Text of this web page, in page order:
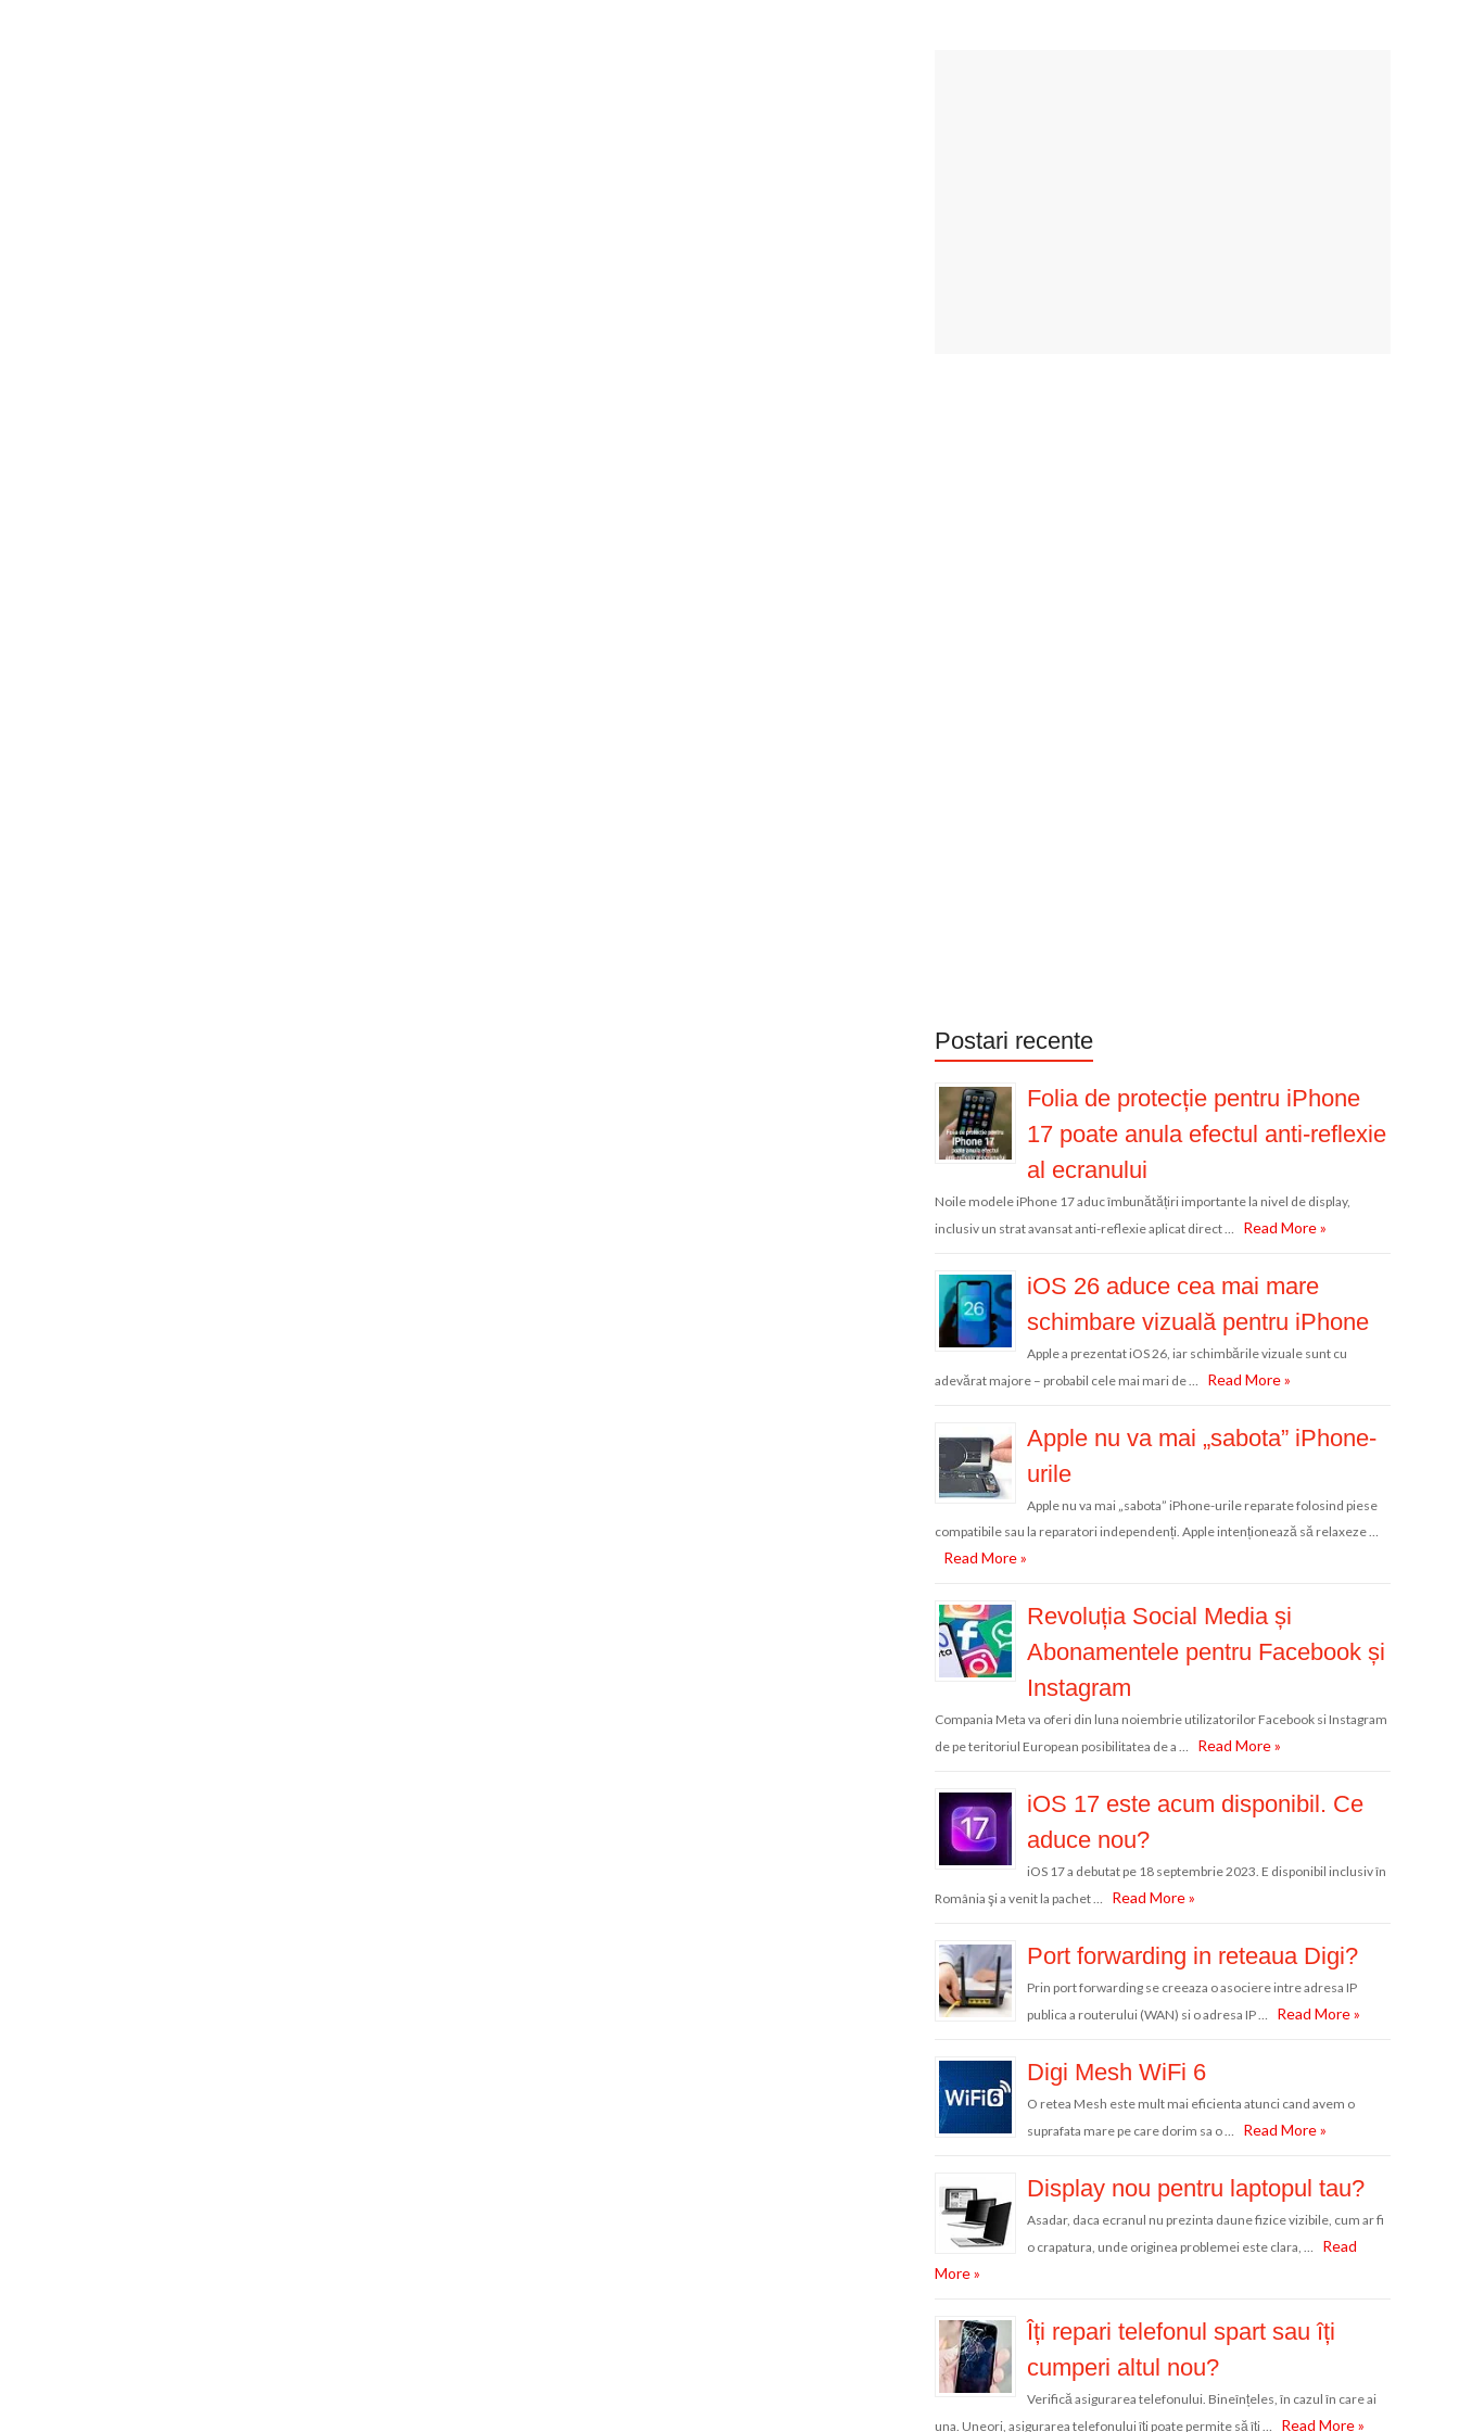
Postari recente
Folia de protecție pentru iPhone
17 poate anula efectul anti-reflexie
al ecranului
Noile modele iPhone 17 aduc îmbunătățiri importante la nivel de display,
inclusiv un strat avansat anti-reflexie aplicat direct …
Read More »
iOS 26 aduce cea mai mare
schimbare vizuală pentru iPhone
Apple a prezentat iOS 26, iar schimbările vizuale sunt cu
adevărat majore – probabil cele mai mari de …
Read More »
Apple nu va mai „sabota” iPhone-
urile
Apple nu va mai „sabota” iPhone-urile reparate folosind piese
compatibile sau la reparatori independenți. Apple intenționează să relaxeze …
Read More »
Revoluția Social Media și
Abonamentele pentru Facebook și
Instagram
Compania Meta va oferi din luna noiembrie utilizatorilor Facebook si Instagram
de pe teritoriul European posibilitatea de a …
Read More »
iOS 17 este acum disponibil. Ce
aduce nou?
iOS 17 a debutat pe 18 septembrie 2023. E disponibil inclusiv în
România şi a venit la pachet …
Read More »
Port forwarding in reteaua Digi?
Prin port forwarding se creeaza o asociere intre adresa IP
publica a routerului (WAN) si o adresa IP …
Read More »
Digi Mesh WiFi 6
O retea Mesh este mult mai eficienta atunci cand avem o
suprafata mare pe care dorim sa o …
Read More »
Display nou pentru laptopul tau?
Asadar, daca ecranul nu prezinta daune fizice vizibile, cum ar fi
o crapatura, unde originea problemei este clara, …
Read
More »
Îți repari telefonul spart sau îți
cumperi altul nou?
Verifică asigurarea telefonului. Bineînțeles, în cazul în care ai
una. Uneori, asigurarea telefonului îți poate permite să îți …
Read More »